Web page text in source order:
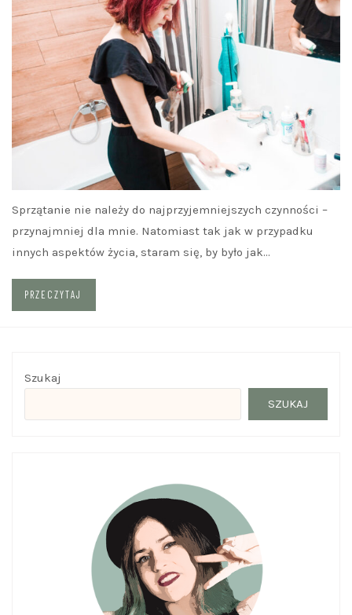
Sprzątanie nie należy do najprzyjemniejszych czynności –
przynajmniej dla mnie. Natomiast tak jak w przypadku
innych aspektów życia, staram się, by było jak…
PRZECZYTAJ
Szukaj
SZUKAJ